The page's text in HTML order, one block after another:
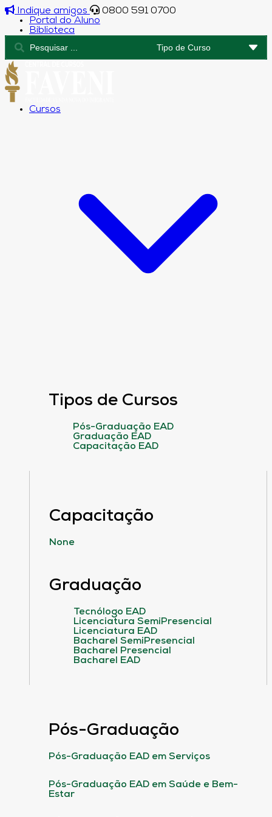
Indique amigos
0800 591 0700
Portal do Aluno
Biblioteca
Cursos
Tipos de Cursos
Pós-Graduação EAD
Graduação EAD
Capacitação EAD
Capacitação
None
Graduação
Tecnólogo EAD
Licenciatura SemiPresencial
Licenciatura EAD
Bacharel SemiPresencial
Bacharel Presencial
Bacharel EAD
Pós-Graduação
Pós-Graduação EAD em Serviços
Pós-Graduação EAD em Saúde e Bem-
Estar